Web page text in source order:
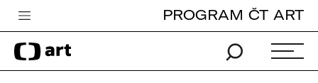
Česká televize
Zpravodajství
PROGRAM ČT ART